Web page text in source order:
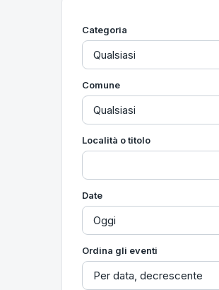
Categoria
Comune
Località o titolo
Date
Ordina gli eventi